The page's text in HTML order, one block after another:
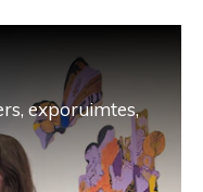
exporuimtes,